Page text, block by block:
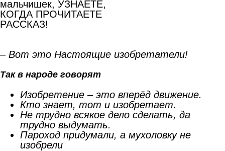
мальчишек, УЗНАЕТЕ,
КОГДА ПРОЧИТАЕТЕ
РАССКАЗ!
– Вот это Настоящие изобретатели!
Так в народе говорят
Изобретение – это вперёд движение.
Кто знает, тот и изобретает.
Не трудно всякое дело сделать, да
трудно выдумать.
Пароход придумали, а мухоловку не
изобрели